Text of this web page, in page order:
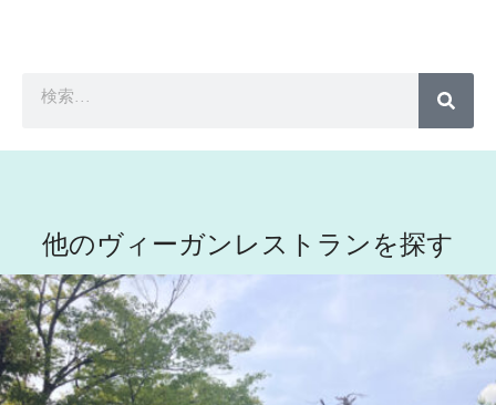
他のヴィーガンレストランを探す